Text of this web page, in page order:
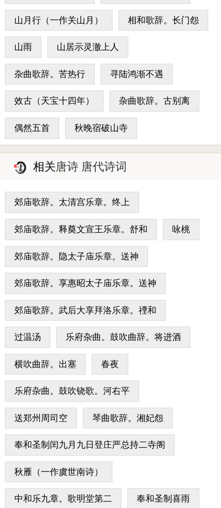
山月行（一作关山月） 相和歌辞。长门怨
山雨 山居示灵澈上人
杂曲歌辞。苦热行 寻陆鸿渐不遇
效古（天宝十四年） 杂曲歌辞。古别离
偶然五首 秋晚宿破山寺
相关唐诗 唐代诗词
郊庙歌辞。太清宫乐章。终上
郊庙歌辞。释奠文宣王乐章。舒和 咏桃
郊庙歌辞。隐太子庙乐章。送神
郊庙歌辞。享惠昭太子庙乐章。送神
郊庙歌辞。武后大享拜洛乐章。禋和
过温汤 乐府杂曲。鼓吹曲辞。将进酒
横吹曲辞。出塞 春夜
乐府杂曲。鼓吹铙歌。河右平
送郑州周司空 琴曲歌辞。湘妃怨
奉和圣制闰九月九日登庄严总持二寺阁
秋雁（一作虞世南诗）
中和乐九章。歌明堂第二 奉和圣制喜雨